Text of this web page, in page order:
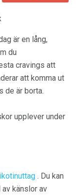
är en lång,
du
cravings att
att komma ut
de är borta.
upplever under
. Du kan
känslor av